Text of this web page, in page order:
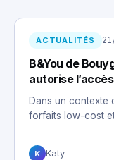
ACTUALITÉS
B&You de
autorise
Dans un contexte
forfaits low-cost
K Katy